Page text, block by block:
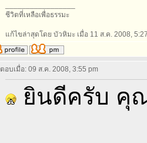
ชีวิตที่เหลือเพื่อธรรมะ
แก้ไขล่าสุดโดย บัวหิมะ เมื่อ 11 ส.ค. 2008,
ตอบเมื่อ: 09 ส.ค. 2008, 3:55 pm
ยินดีครับ คุ